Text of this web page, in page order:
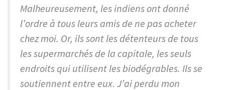
Malheureusement, les indiens ont donné
l’ordre à tous leurs amis de ne pas acheter
chez moi. Or, ils sont les détenteurs de tous
les supermarchés de la capitale, les seuls
endroits qui utilisent les biodégrables. Ils se
soutiennent entre eux. J’ai perdu mon